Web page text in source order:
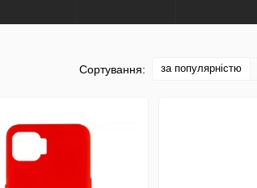
Сортування: за популярністю